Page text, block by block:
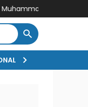
Doko Tetapkan